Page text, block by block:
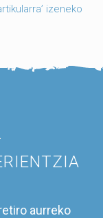
izeneko
aurreko